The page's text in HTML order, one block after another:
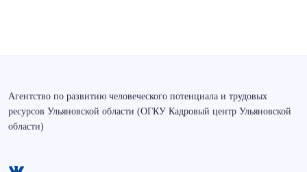
Агентство по развитию человеческого потенциала и трудовых
ресурсов Ульяновской области (ОГКУ Кадровый центр Ульяновской
области)